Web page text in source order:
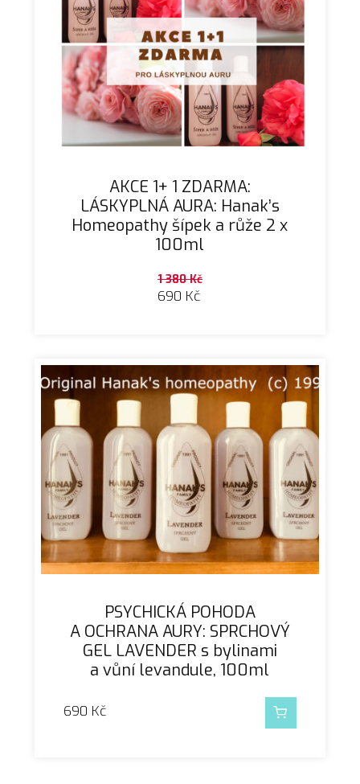
AKCE 1+ 1 ZDARMA:
LÁSKYPLNÁ AURA: Hanak’s
Homeopathy šípek a růže 2 x
100ml
1 380Kč
690 Kč
PSYCHICKÁ POHODA
A OCHRANA AURY: SPRCHOVÝ
GEL LAVENDER s bylinami
a vůní levandule, 100ml
690 Kč